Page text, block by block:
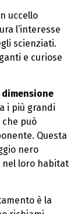
uccello
l’interesse
scienziati.
e curiose
dimensione
i più grandi
che può
Questa
nero
loro habitat
è la